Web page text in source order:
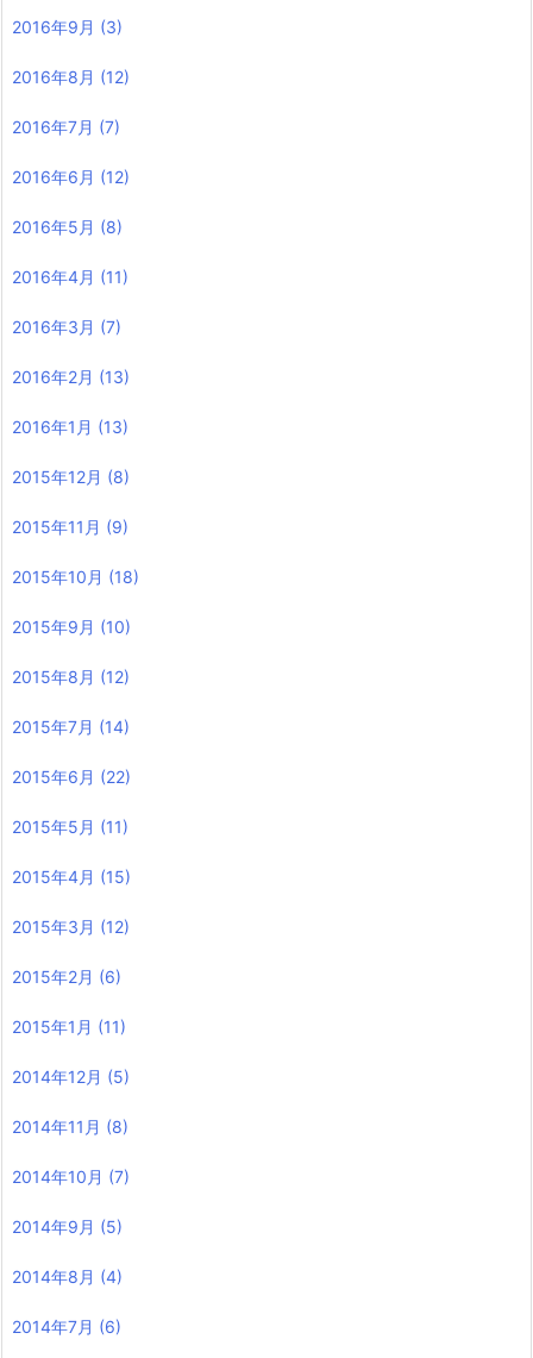
2016年9月 (3)
2016年8月 (12)
2016年7月 (7)
2016年6月 (12)
2016年5月 (8)
2016年4月 (11)
2016年3月 (7)
2016年2月 (13)
2016年1月 (13)
2015年12月 (8)
2015年11月 (9)
2015年10月 (18)
2015年9月 (10)
2015年8月 (12)
2015年7月 (14)
2015年6月 (22)
2015年5月 (11)
2015年4月 (15)
2015年3月 (12)
2015年2月 (6)
2015年1月 (11)
2014年12月 (5)
2014年11月 (8)
2014年10月 (7)
2014年9月 (5)
2014年8月 (4)
2014年7月 (6)